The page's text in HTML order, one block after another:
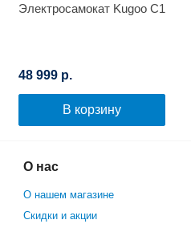
Электросамокат Kugoo C1
48 999 р.
В корзину
О нас
О нашем магазине
Скидки и акции